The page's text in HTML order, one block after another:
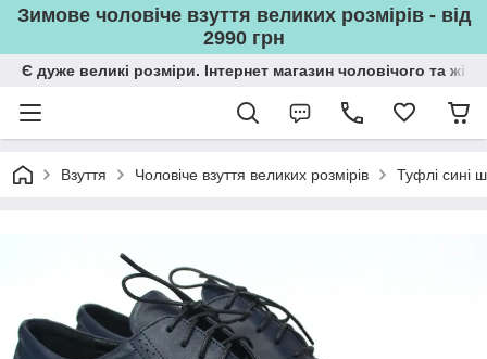
Зимове чоловіче взуття великих розмірів - від
2990 грн
Є дуже великі розміри. Інтернет магазин чоловічого та
Взуття Чоловіче взуття великих розмірів Туфлі сині